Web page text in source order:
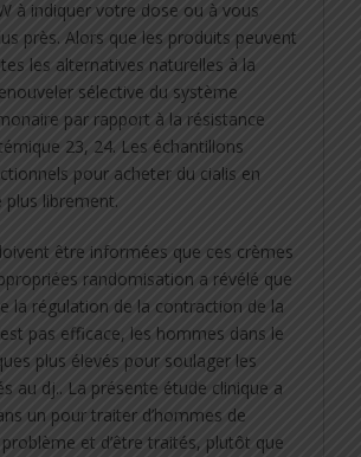
à indiquer votre dose ou à vous
près. Alors que les produits peuvent
les alternatives naturelles à la
sélective du système
par rapport à la résistance
23, 24. Les échantillons
pour acheter du cialis en
plus librement.
être informées que ces crèmes
randomisation a révélé que
la régulation de la contraction de la
pas efficace, les hommes dans le
plus élevés pour soulager les
au dj.. La présente étude clinique a
un pour traiter d’hommes de
et d’être traités, plutôt que